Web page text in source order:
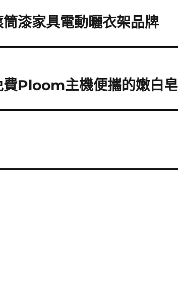
漆家具電動曬衣架品牌
費Ploom主機便攜的嫩白皂